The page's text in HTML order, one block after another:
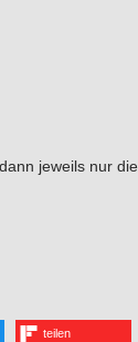
jeweils nur die
teilen